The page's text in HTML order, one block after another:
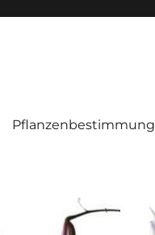
Pflanzenbestimmung